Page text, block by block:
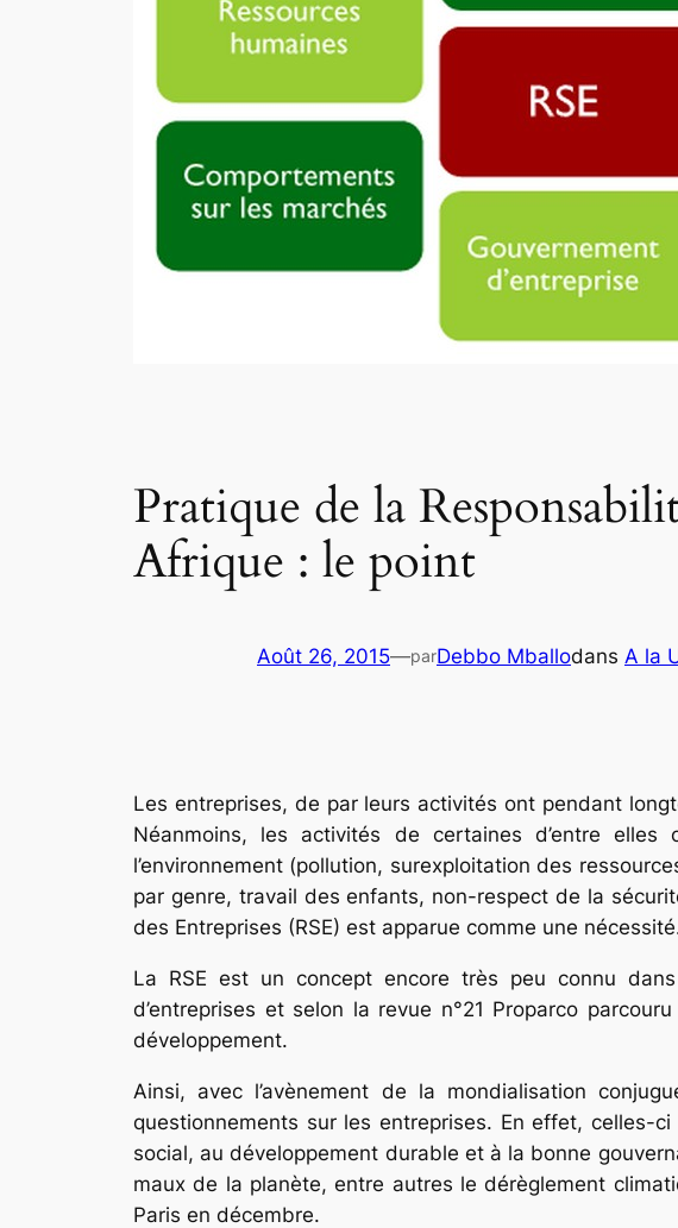
Pratique de la
Afrique : le point
Août 26, 2015—parDebbo Mballodans A la
Les entreprises, de par leurs activités ont pendant
Néanmoins, les activités de certaines d’entre
l’environnement (pollution, surexploitation des
par genre, travail des enfants, non-respect de la
des Entreprises (RSE) est apparue comme une
La RSE est un concept encore très peu connu
d’entreprises et selon la revue n°21 Proparco
développement.
Ainsi, avec l’avènement de la mondialisation
questionnements sur les entreprises. En effet, celles-
social, au développement durable et à la bonne
maux de la planète, entre autres le dérèglement
Paris en décembre.